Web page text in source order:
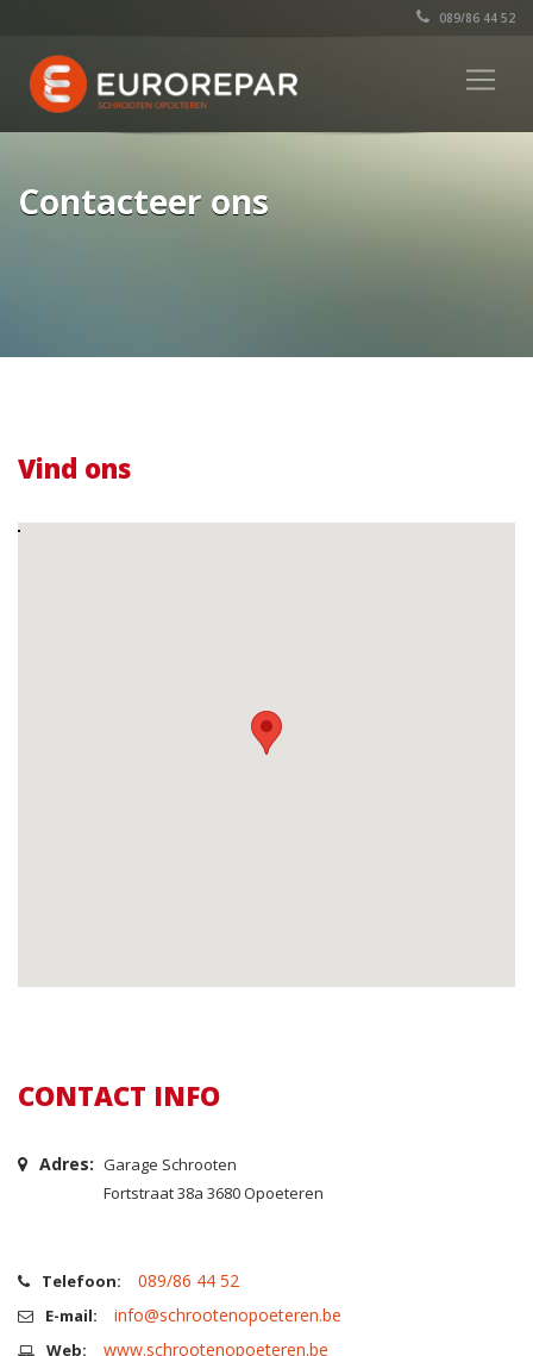
089/86 44 52
Contacteer ons
Vind ons
CONTACT INFO
Adres: Garage Schrooten
Fortstraat 38a 3680 Opoeteren
Telefoon: 089/86 44 52
E-mail: info@schrootenopoeteren.be
Web: www.schrootenopoeteren.be